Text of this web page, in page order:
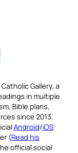
Gallery, a
in multiple
Bible plans,
since 2013.
Android/iOS
(Read his
official social